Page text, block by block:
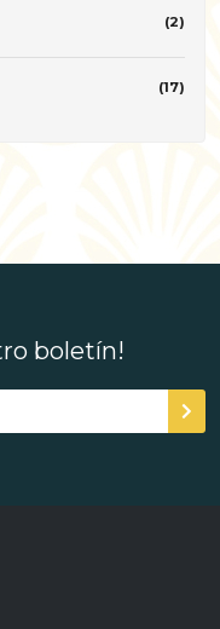
(2)
(17)
boletín!